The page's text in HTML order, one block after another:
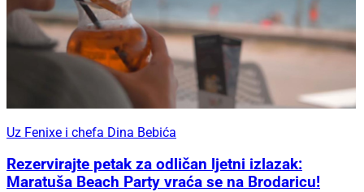
Uz Fenixe i chefa Dina Bebića
Rezervirajte petak za odličan ljetni izlazak:
Maratuša Beach Party vraća se na Brodaricu!